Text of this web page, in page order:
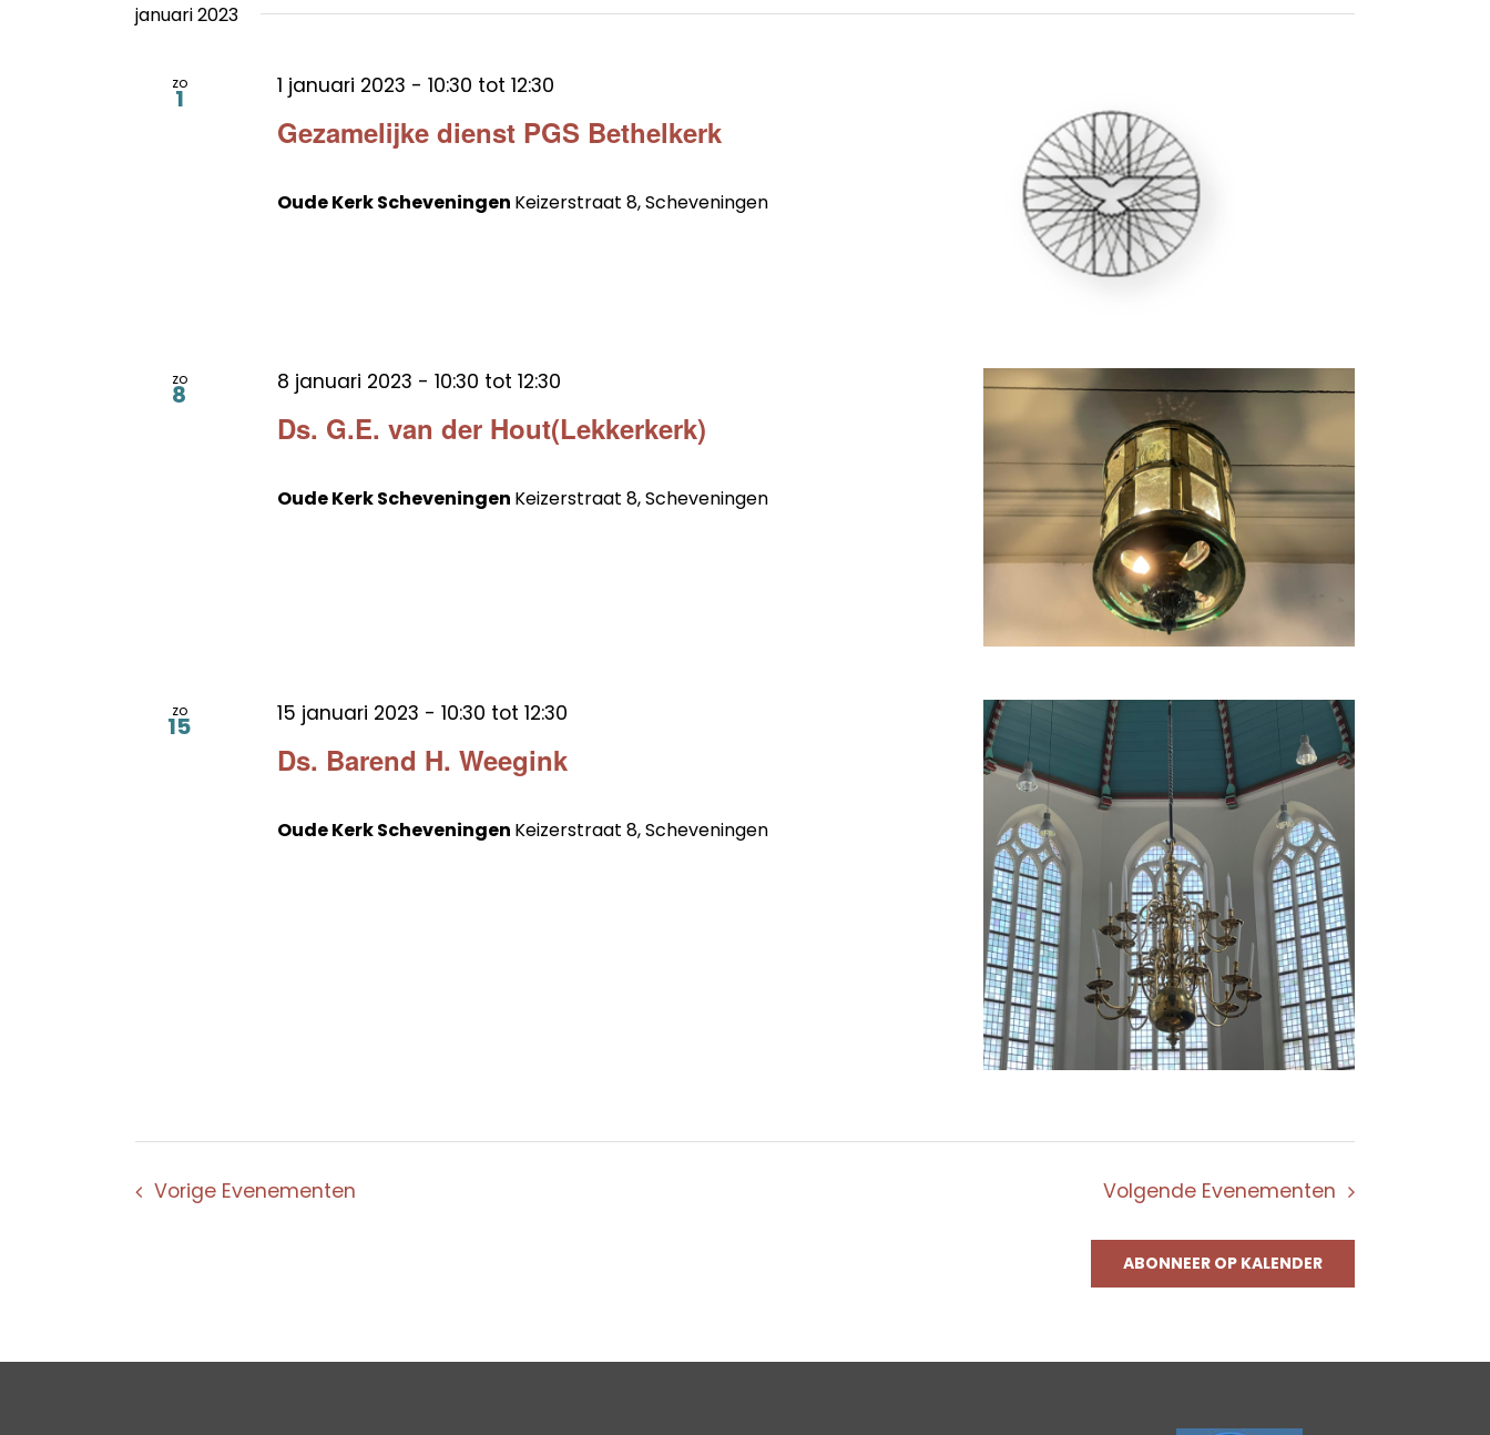
januari 2023
zo
1
Gezamelijke dienst PGS Bethelkerk
1 januari 2023 - 10:30 tot 12:30
Oude Kerk Scheveningen Keizerstraat 8, Scheveningen
zo
8
Ds. G.E. van der Hout(Lekkerkerk)
8 januari 2023 - 10:30 tot 12:30
Oude Kerk Scheveningen Keizerstraat 8, Scheveningen
zo
15
Ds. Barend H. Weegink
15 januari 2023 - 10:30 tot 12:30
Oude Kerk Scheveningen Keizerstraat 8, Scheveningen
Vorige Evenementen Volgende Evenementen
ABONNEER OP KALENDER